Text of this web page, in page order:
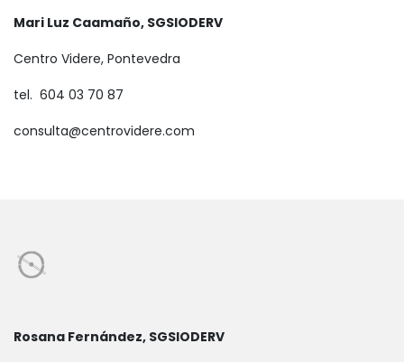
Mari Luz Caamaño, SGSIODERV
Centro Videre, Pontevedra
tel. 604 03 70 87​
consulta@centrovidere.com
Rosana Fernández, SGSIODERV